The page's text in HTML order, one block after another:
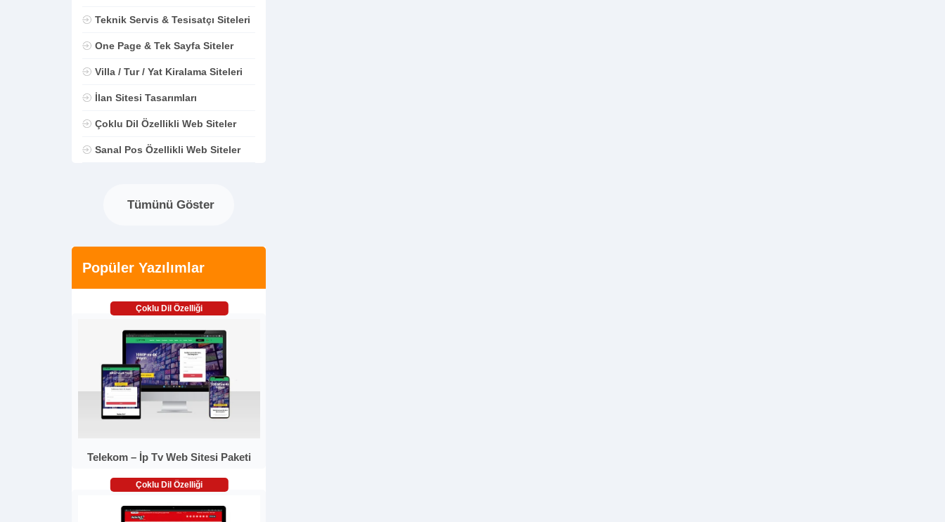
Teknik Servis & Tesisatçı Siteleri
One Page & Tek Sayfa Siteler
Villa / Tur / Yat Kiralama Siteleri
İlan Sitesi Tasarımları
Çoklu Dil Özellikli Web Siteler
Sanal Pos Özellikli Web Siteler
Tümünü Göster
Popüler Yazılımlar
Çoklu Dil Özelliği
Telekom – İp Tv Web Sitesi Paketi
Çoklu Dil Özelliği